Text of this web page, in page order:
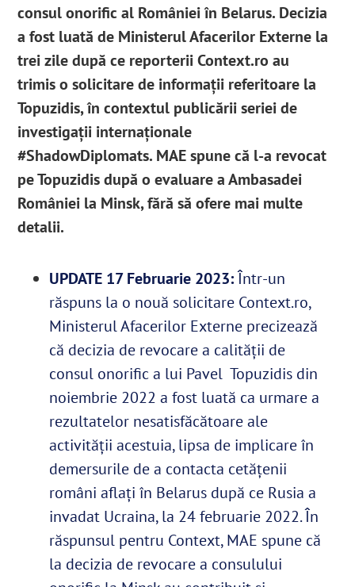
consul onorific al României în Belarus. Decizia
a fost luată de Ministerul Afacerilor Externe la
trei zile după ce reporterii Context.ro au
trimis o solicitare de informații referitoare la
Topuzidis, în contextul publicării seriei de
investigații internaționale
#ShadowDiplomats. MAE spune că l-a revocat
pe Topuzidis după o evaluare a Ambasadei
României la Minsk, fără să ofere mai multe
detalii.
UPDATE 17 Februarie 2023:Într-un
răspuns la o nouă solicitare Context.ro,
Ministerul Afacerilor Externe precizează
că decizia de revocare a calității de
consul onorific a lui Pavel Topuzidis din
noiembrie 2022 a fost luată ca urmare a
rezultatelor nesatisfăcătoare ale
activității acestuia, lipsa de implicare în
demersurile de a contacta cetățenii
români aflați în Belarus după ce Rusia a
invadat Ucraina, la 24 februarie 2022.În
răspunsul pentru Context, MAE spune că
la decizia de revocare a consulului